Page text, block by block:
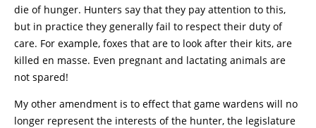
die of hunger. Hunters say that they pay attention to this,
but in practice they generally fail to respect their duty of
care. For example, foxes that are to look after their kits, are
killed en masse. Even pregnant and lactating animals are
not spared!
My other amendment is to effect that game wardens will no
longer represent the interests of the hunter, the legislature